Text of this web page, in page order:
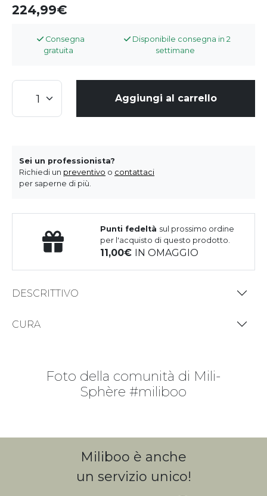
224,99
Consegna
gratuita
Disponibile consegna in 2
settimane
Aggiungi al carrello
Sei un professionista?
Richiedi un preventivo o contattaci
per saperne di più.
Punti fedeltà sul prossimo ordine
per l'acquisto di questo prodotto.
11,00 IN OMAGGIO
DESCRITTIVO
CURA
Foto della comunità di Mili-
Sphère #miliboo
Miliboo è anche
un servizio unico!